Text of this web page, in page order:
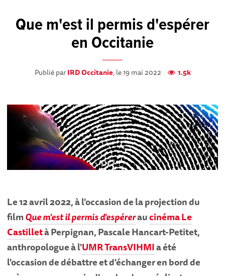
Que m'est il permis d'espérer
en Occitanie
Publié parIRD Occitanie, le 19 mai 2022 1.5k
Le 12 avril 2022, à l'occasion de la projection du
filmQue m'est il permis d'espéreraucinéma Le
Castilletà Perpignan, Pascale Hancart-Petitet,
anthropologue à l'UMR TransVIHMIa été
l'occasion de débattre et d'échanger en bord de